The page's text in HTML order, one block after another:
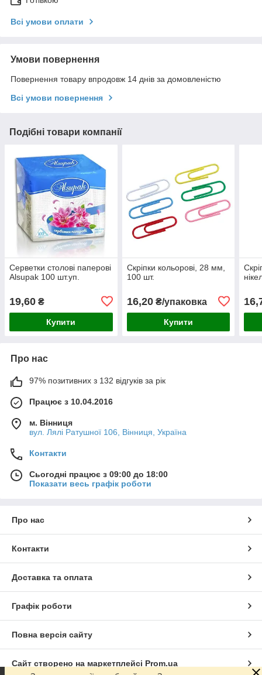
Всі умови оплати
Умови повернення
Повернення товару впродовж 14 днів за домовленістю
Всі умови повернення
Подібні товари компанії
Серветки столові паперові
Alsupak 100 шт.уп.
19,60 ₴
Купити
Скріпки кольорові, 28 мм,
100 шт.
16,20₴/упаковка
Купити
Про нас
97% позитивних з 132 відгуків за рік
Працює з 10.04.2016
м. Вінниця
вул. Лялі Ратушної 106, Вінниця, Україна
Контакти
Сьогодні працює з 09:00 до 18:00
Показати весь графік роботи
Про нас
Контакти
Доставка та оплата
Графік роботи
Повна версія сайту
Сайт створено на маркетплейсі Prom.ua